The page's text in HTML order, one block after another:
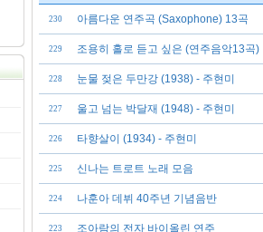
230 아름다운 연주곡 (Saxophone) 13곡
229 조용히 홀로 듣고 싶은 (연주음악13곡)
228 눈물 젖은 두만강 (1938) - 주현미
227 울고 넘는 박달재 (1948) - 주현미
226 타향살이 (1934) - 주현미
225 신나는 트로트 노래 모음
224 나훈아 데뷔 40주년 기념음반
223 조아람의 전자 바이올린 연주